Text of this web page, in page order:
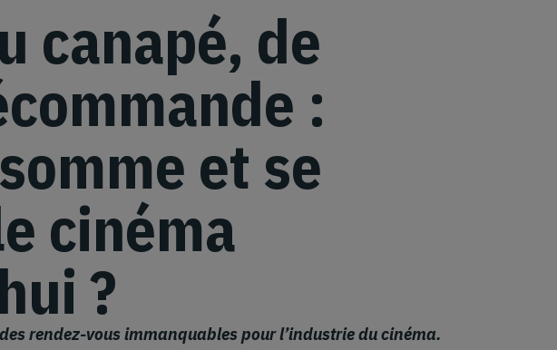
canapé, de
:
et se
cinéma
?
rendez-vous immanquables pour l’industrie du cinéma.